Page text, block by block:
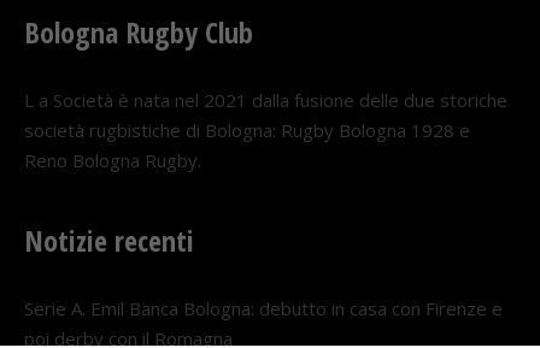
Bologna Rugby Club
L a Società è nata nel 2021 dalla fusione delle due storiche
società rugbistiche di Bologna: Rugby Bologna 1928 e
Reno Bologna Rugby.
Notizie recenti
Serie A. Emil Banca Bologna: debutto in casa con Firenze e
poi derby con il Romagna